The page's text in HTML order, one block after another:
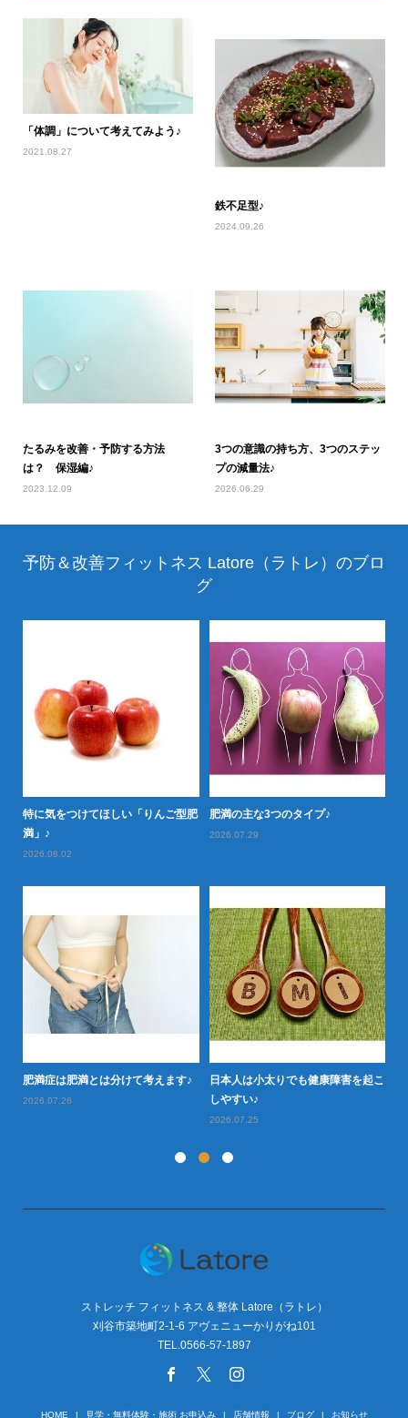
「体調」について考えてみよう♪
2021.08.27
鉄不足型♪
2024.09.26
たるみを改善・予防する方法
は？ 保湿編♪
2023.12.09
3つの意識の持ち方、3つのステッ
プの減量法♪
2026.06.29
予防＆改善フィットネス Latore（ラトレ）のブロ
グ
特に気をつけてほしい「りんご型肥
満」♪
2026.08.02
肥満の主な3つのタイプ♪
2026.07.29
肥満症は肥満とは分けて考えます♪
2026.07.26
日本人は小太りでも健康障害を起こ
しやすい♪
2026.07.25
ストレッチ フィットネス & 整体 Latore（ラトレ）
刈谷市築地町2-1-6 アヴェニューかりがね101
TEL.0566-57-1897
HOME 見学・無料体験・施術 お申込み 店舗情報 ブログ お知らせ